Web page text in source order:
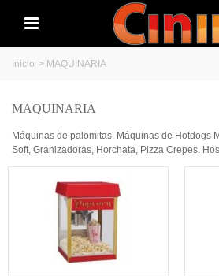
Inicio > MAQUINARIA
MAQUINARIA
Máquinas de palomitas. Máquinas de Hotdogs
Soft, Granizadoras, Horchata, Pizza Crepes.